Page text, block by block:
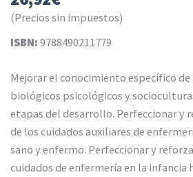
(Precios sin impuestos)
ISBN: 9788490211779
Mejorar el conocimiento específico de
biológicos psicológicos y
etapas del desarrollo. Perfeccionar y
de los cuidados auxiliares de
sano y enfermo. Perfeccionar y
cuidados de enfermería en la infancia